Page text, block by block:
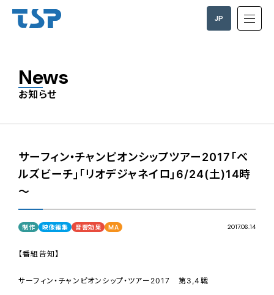
JP
News
お知らせ
サーフィン・チャンピオンシップツアー2017「ベ
ルズビーチ」「リオデジャネイロ」6/24(土)14時
～
制作 映像編集 音響効果 MA 2017.06.14
【番組告知】
サーフィン・チャンピオンシップ・ツアー2017 第3,4戦